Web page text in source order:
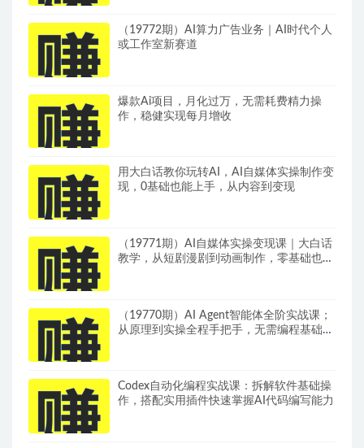
（19772期）AI算力广告业务｜AI时代个人
或工作室新赛道
爆款Ai项目，月化过万，无需耗费精力操
作，稳健实现每月增收
用大白话教你玩转AI，AI自媒体实操制作变
现，0基础也能上手，从内容到变现
（19771期）AI自媒体实操变现课｜大白话
教学，从短剧漫剧到动画制作，零基础也能
（19770期）AI Agent智能体全阶实战课；
从原理到实操全程手把手，无需编程基础也
Codex自动化编程实战课：拆解软件基础操
作，搭配实用插件快速掌握AI代码编写能力